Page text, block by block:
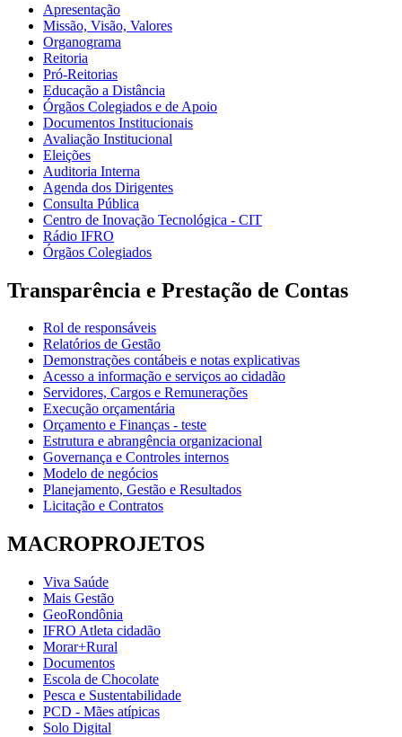
Apresentação
Missão, Visão, Valores
Organograma
Reitoria
Pró-Reitorias
Educação a Distância
Órgãos Colegiados e de Apoio
Documentos Institucionais
Avaliação Institucional
Eleições
Auditoria Interna
Agenda dos Dirigentes
Consulta Pública
Centro de Inovação Tecnológica - CIT
Rádio IFRO
Órgãos Colegiados
Transparência e Prestação de Contas
Rol de responsáveis
Relatórios de Gestão
Demonstrações contábeis e notas explicativas
Acesso a informação e serviços ao cidadão
Servidores, Cargos e Remunerações
Execução orçamentária
Orçamento e Finanças - teste
Estrutura e abrangência organizacional
Governança e Controles internos
Modelo de negócios
Planejamento, Gestão e Resultados
Licitação e Contratos
MACROPROJETOS
Viva Saúde
Mais Gestão
GeoRondônia
IFRO Atleta cidadão
Morar+Rural
Documentos
Escola de Chocolate
Pesca e Sustentabilidade
PCD - Mães atípicas
Solo Digital